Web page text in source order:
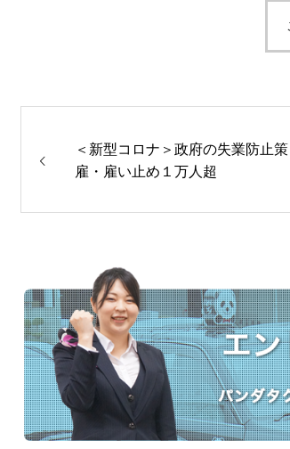
＜新型コロナ＞政府の失業防止
雇・雇い止め１万人超